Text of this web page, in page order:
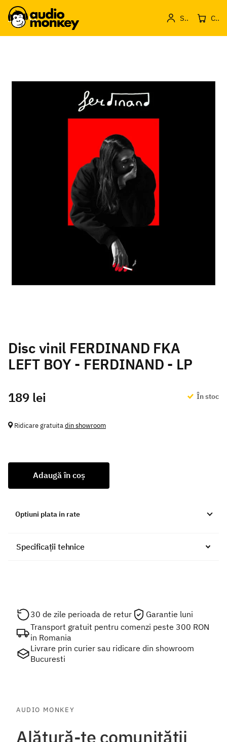
Sign in Cos de produse
Disc vinil FERDINAND FKA
LEFT BOY - FERDINAND - LP
189 lei În stoc
Ridicare gratuitadin showroom
Adaugă în coș
Optiuni plata in rate
Specificații tehnice
30 de zile perioada de retur
Garantie luni
Transport gratuit pentru comenzi peste 300 RON
in Romania
Livrare prin curier sau ridicare din showroom
Bucuresti
AUDIO MONKEY
Alătură-te comunității